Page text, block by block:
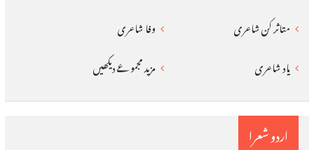
اردو شعرا
متاثر کن شاعری
وفا شاعری
یاد شاعری
مزید مجموعے دیکھیں